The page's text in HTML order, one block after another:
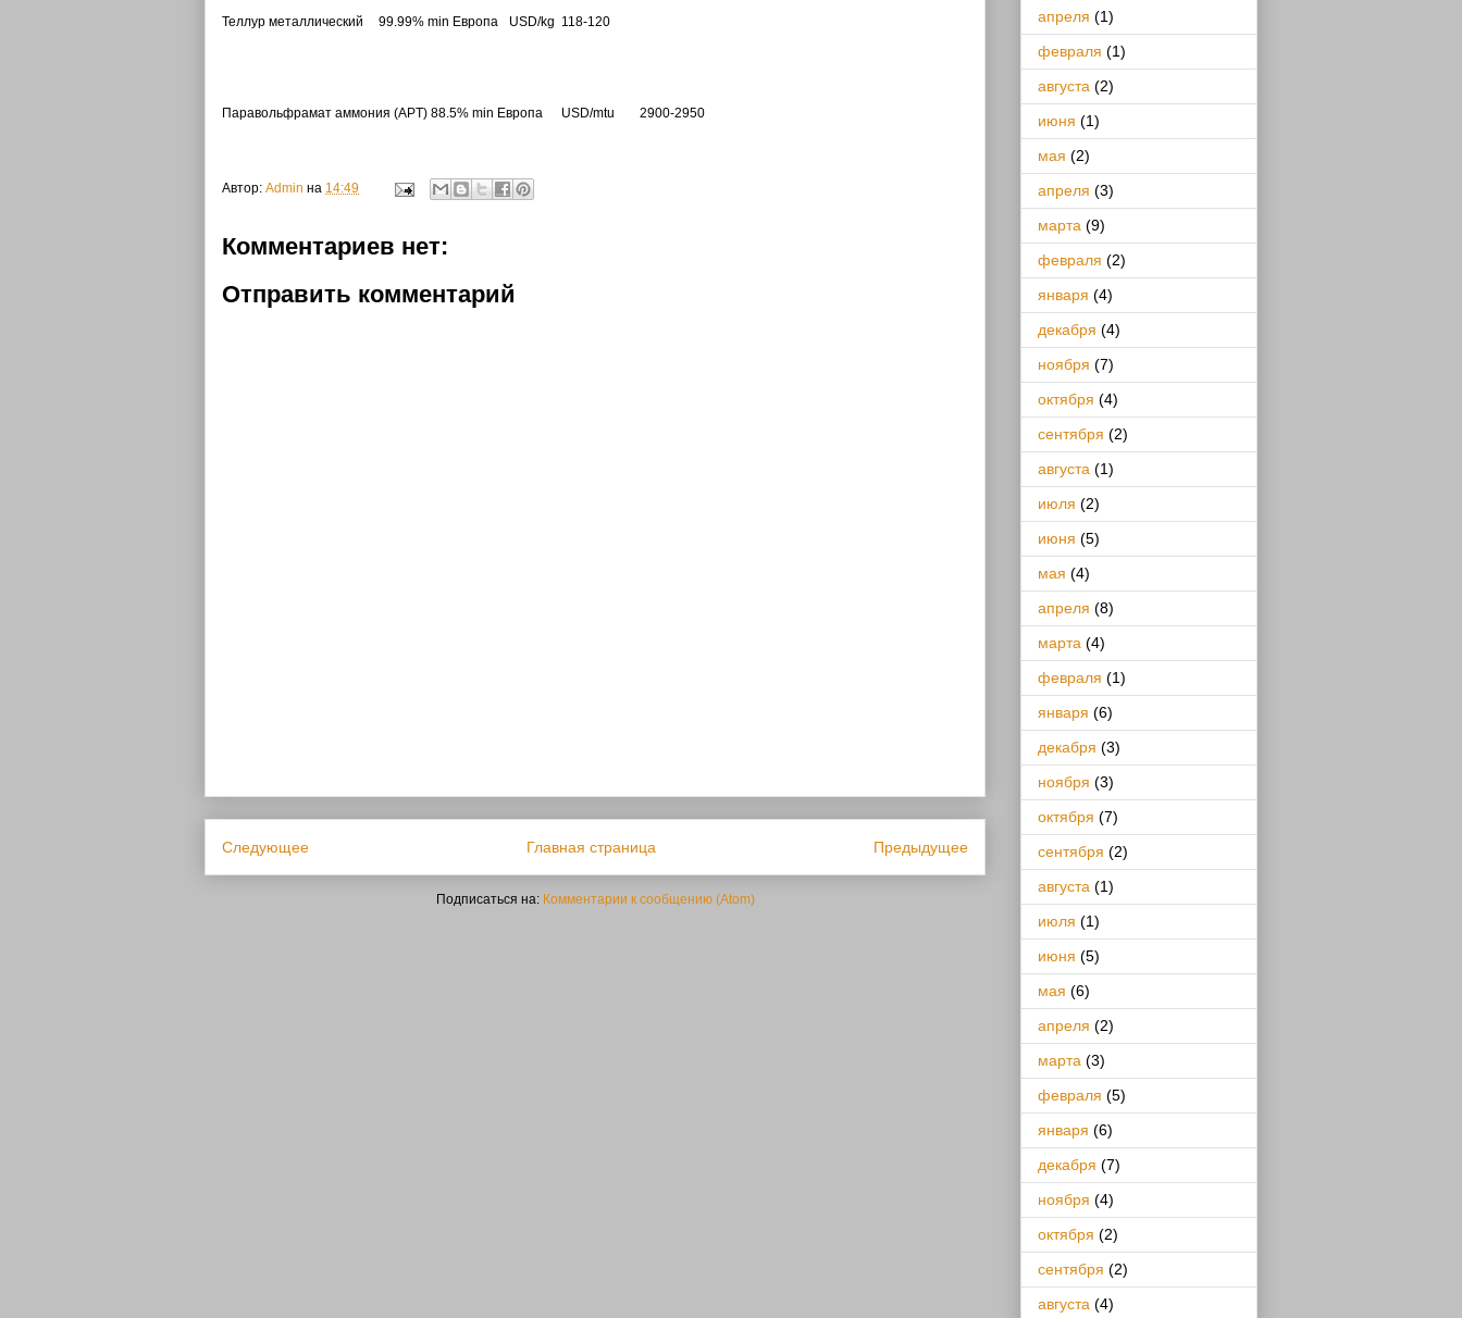
Теллур металлический
99.99% min Европа USD/kg 118-120
Паравольфрамат аммония (APT) 88.5% min Европа USD/mtu 2900-2950
Автор: Admin на 14:49
Комментариев нет:
Отправить комментарий
Следующее Предыдущее
Главная страница
Подписаться на: Комментарии к сообщению (Atom)
апреля (1)
февраля (1)
августа (2)
июня (1)
мая (2)
апреля (3)
марта (9)
февраля (2)
января (4)
декабря (4)
ноября (7)
октября (4)
сентября (2)
августа (1)
июля (2)
июня (5)
мая (4)
апреля (8)
марта (4)
февраля (1)
января (6)
декабря (3)
ноября (3)
октября (7)
сентября (2)
августа (1)
июля (1)
июня (5)
мая (6)
апреля (2)
марта (3)
февраля (5)
января (6)
декабря (7)
ноября (4)
октября (2)
сентября (2)
августа (4)